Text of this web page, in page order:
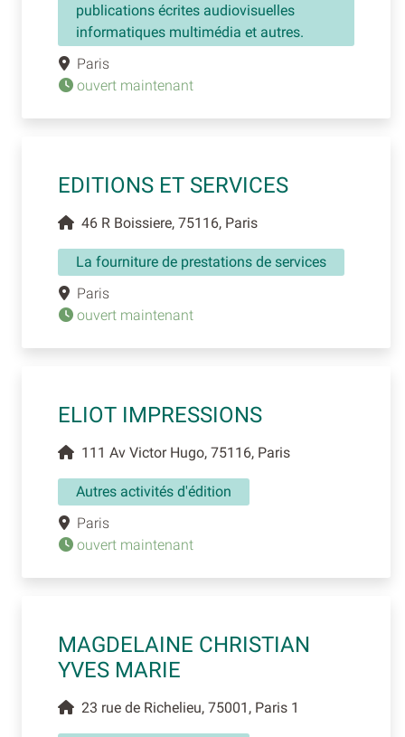
publications écrites audiovisuelles
informatiques multimédia et autres.
Paris
ouvert maintenant
EDITIONS ET SERVICES
46 R Boissiere, 75116, Paris
La fourniture de prestations de services
Paris
ouvert maintenant
ELIOT IMPRESSIONS
111 Av Victor Hugo, 75116, Paris
Autres activités d'édition
Paris
ouvert maintenant
MAGDELAINE CHRISTIAN
YVES MARIE
23 rue de Richelieu, 75001, Paris 1